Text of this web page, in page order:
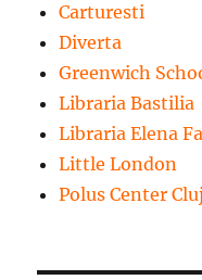
Carturesti
Diverta
Greenwich
Libraria Bastilia
Libraria Elena
Little London
Polus Center Cluj